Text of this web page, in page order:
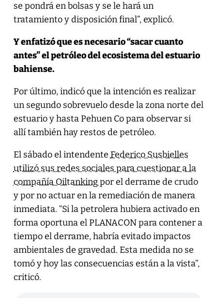
se pondrá en bolsas y se le hará un
tratamiento y disposición final”, explicó.
Y enfatizó que es necesario “sacar cuanto
antes” el petróleo del ecosistema del estuario
bahiense.
Por último, indicó que la intención es realizar
un segundo sobrevuelo desde la zona norte del
estuario y hasta Pehuen Co para observar si
allí también hay restos de petróleo.
El sábado el intendente Federico Susbielles
utilizó sus redes sociales para cuestionar a la
compañía Oiltankingpor el derrame de crudo
y por no actuar en la remediación de manera
inmediata. “Si la petrolera hubiera activado en
forma oportuna el PLANACON para contener a
tiempo el derrame, habría evitado impactos
ambientales de gravedad. Esta medida no se
tomó y hoy las consecuencias están a la vista”,
criticó.